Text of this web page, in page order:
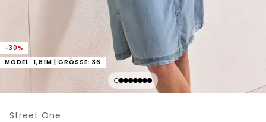
-30%
MODEL: 1,81M | GRÖSSE: 36
Street One